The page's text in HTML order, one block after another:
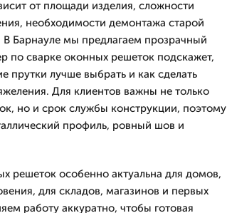
от площади изделия, сложности
необходимости демонтажа старой
Барнауле мы предлагаем прозрачный
по сварке оконных решеток подскажет,
прутки лучше выбрать и как сделать
Для клиентов важны не только
но и срок службы конструкции, поэтому
профиль, ровный шов и
решеток особенно актуальна для домов,
для складов, магазинов и первых
работу аккуратно, чтобы готовая